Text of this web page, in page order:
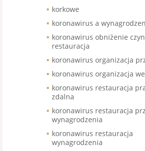
korkowe
koronawirus a
koronawirus obniżenie
restauracja
koronawirus organizacja
koronawirus organizacja
koronawirus restauracja
zdalna
koronawirus restauracja
wynagrodzenia
koronawirus restauracja
wynagrodzenia